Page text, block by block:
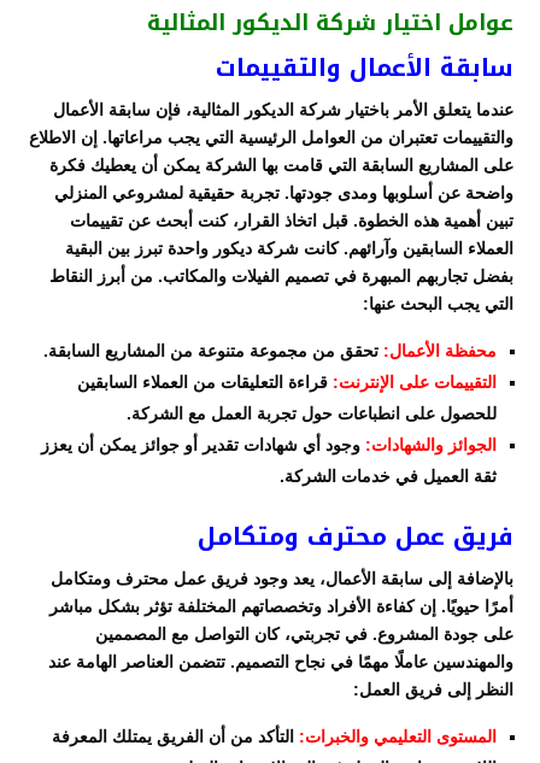
عوامل اختيار شركة الديكور المثالية
سابقة الأعمال والتقييمات
عندما يتعلق الأمر باختيار شركة الديكور المثالية، فإن سابقة الأعمال
والتقييمات تعتبران من العوامل الرئيسية التي يجب مراعاتها. إن الاطلاع
على المشاريع السابقة التي قامت بها الشركة يمكن أن يعطيك فكرة
واضحة عن أسلوبها ومدى جودتها. تجربة حقيقية لمشروعي المنزلي
تبين أهمية هذه الخطوة. قبل اتخاذ القرار، كنت أبحث عن تقييمات
العملاء السابقين وآرائهم. كانت شركة ديكور واحدة تبرز بين البقية
بفضل تجاربهم المبهرة في تصميم الفيلات والمكاتب. من أبرز النقاط
التي يجب البحث عنها:
محفظة الأعمال: تحقق من مجموعة متنوعة من المشاريع السابقة.
التقييمات على الإنترنت: قراءة التعليقات من العملاء السابقين
للحصول على انطباعات حول تجربة العمل مع الشركة.
الجوائز والشهادات: وجود أي شهادات تقدير أو جوائز يمكن أن يعزز
ثقة العميل في خدمات الشركة.
فريق عمل محترف ومتكامل
بالإضافة إلى سابقة الأعمال، يعد وجود فريق عمل محترف ومتكامل
أمرًا حيويًا. إن كفاءة الأفراد وتخصصاتهم المختلفة تؤثر بشكل مباشر
على جودة المشروع. في تجربتي، كان التواصل مع المصممين
والمهندسين عاملًا مهمًا في نجاح التصميم. تتضمن العناصر الهامة عند
النظر إلى فريق العمل:
المستوى التعليمي والخبرات: التأكد من أن الفريق يمتلك المعرفة